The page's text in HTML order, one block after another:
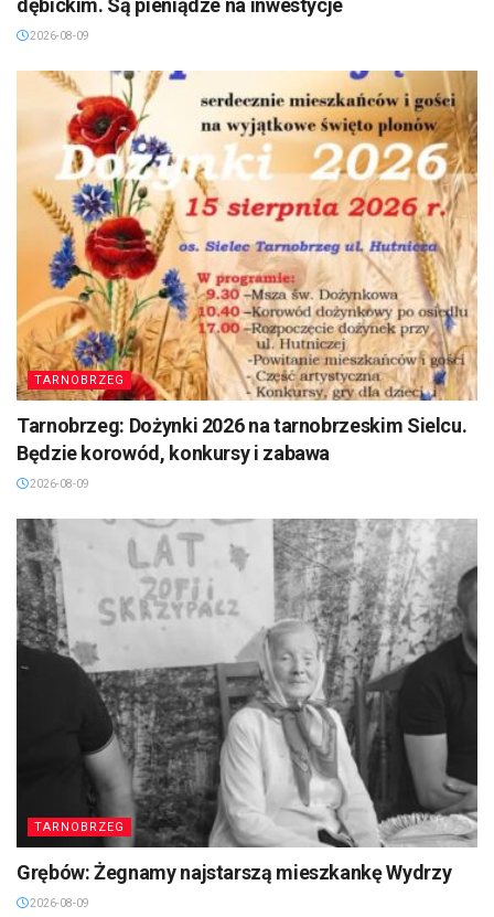
2026-08-09
TARNOBRZEG
Tarnobrzeg: Dożynki 2026 na tarnobrzeskim Sielcu.
Będzie korowód, konkursy i zabawa
2026-08-09
TARNOBRZEG
Grębów: Żegnamy najstarszą mieszkankę Wydrzy
2026-08-09